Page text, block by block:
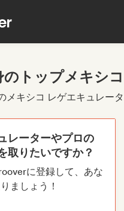
のトップメキシ
メキシコ レゲエキュレー
レーターやプロの
取りたいですか？
に登録して、あな
ましょう！